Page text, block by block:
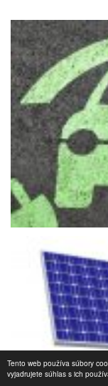
Tento web používa súbory
vyjadrujete súhlas s ich